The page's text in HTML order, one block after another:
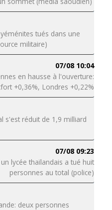
tués dans une
militaire)
07/08 10:04
en hausse à l'ouverture:
+0,36%, Londres +0,22%
s'est réduit de 1,9 milliard
07/08 09:23
lycée thaïlandais a tué huit
personnes au total (police)
deux personnes